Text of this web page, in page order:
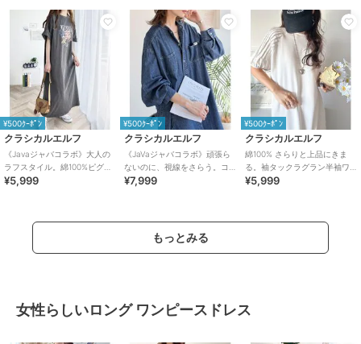
¥500ｸｰﾎﾟﾝ
クラシカルエルフ
《Javaジャバコラボ》大人の
ラフスタイル。綿100%ピグメ
ント加工グラフィックワンピ
¥5,999
¥500ｸｰﾎﾟﾝ
クラシカルエルフ
《JaVaジャバコラボ》頑張ら
ないのに、視線をさらう。コ
ットン100％デニムシャツワン
¥7,999
¥500ｸｰﾎﾟﾝ
クラシカルエルフ
綿100% さらりと上品にきま
る。袖タックラグラン半袖ワ
ンピース（ロング丈）
¥5,999
もっとみる
女性らしいロング ワンピースドレス